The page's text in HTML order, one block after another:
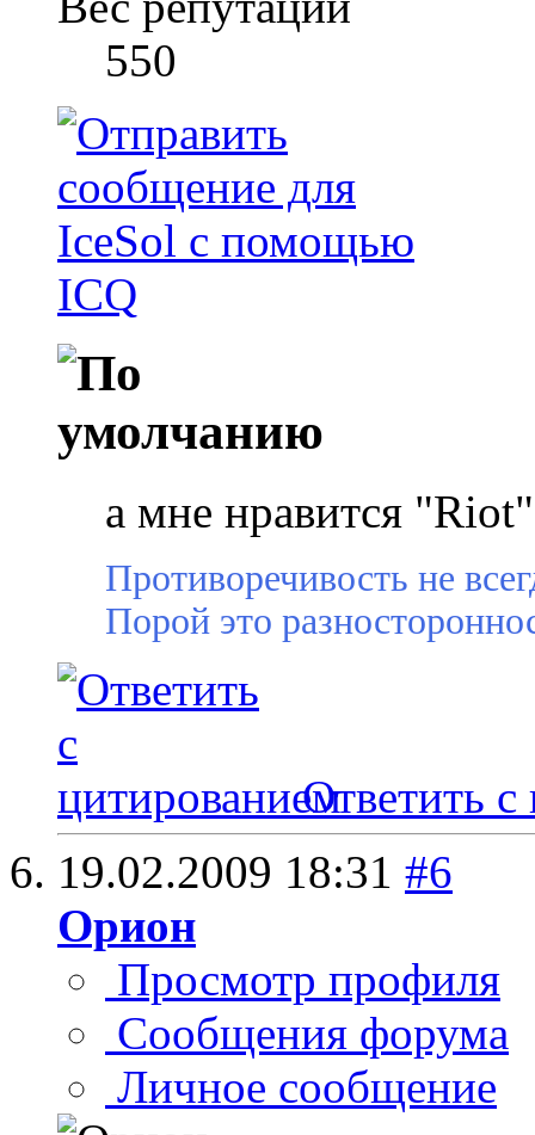
550
а мне нравится
Противоречивость не
Порой это
Ответить с
19.02.2009 18:31 #6
Орион
Просмотр профиля
Сообщения форума
Личное сообщение